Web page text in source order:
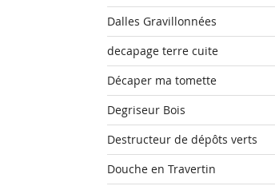
Dalles Gravillonnées
decapage terre cuite
Décaper ma tomette
Degriseur Bois
Destructeur de dépôts verts
Douche en Travertin